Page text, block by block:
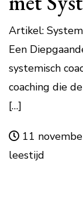
Artikel:
Een
systemisch
coaching die
[…]
11
leestijd